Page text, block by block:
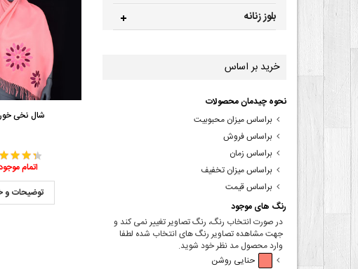
شال نخی
اتمام
توضیحات و
بلوز زنانه
خرید بر اساس
نحوه چیدمان محصولات
براساس میزان محبوبیت
براساس فروش
براساس زمان
براساس میزان تخفیف
براساس قیمت
رنگ های موجود
در صورت انتخاب رنگ، رنگ تصاویر تغییر نمی کند و
جهت مشاهده تصاویر رنگ های انتخاب شده لطفا
وارد محصول مد نظر خود شوید.
حنایی روشن